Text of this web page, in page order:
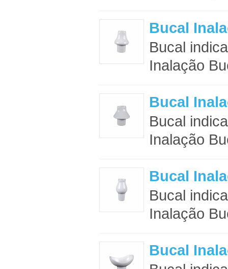
Bucal
Bucal
Inalação
Bucal
Bucal
Inalação
Bucal
Bucal
Inalação
Bucal